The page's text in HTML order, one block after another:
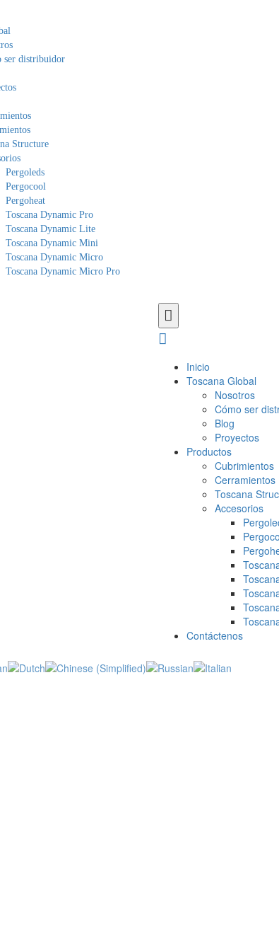
ser distribuidor
Structure
Pergoleds
Pergocool
Pergoheat
Toscana Dynamic Pro
Toscana Dynamic Lite
Toscana Dynamic Mini
Toscana Dynamic Micro
Toscana Dynamic Micro Pro
Inicio
Toscana Global
Nosotros
Cómo ser
Blog
Proyectos
Productos
Cubrimientos
Cerramientos
Toscana
Accesorios
Contáctenos